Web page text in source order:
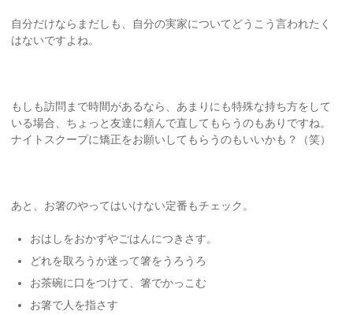
自分だけならまだしも、自分の実家についてどうこう言われたく
はないですよね。
もしも訪問まで時間があるなら、あまりにも特殊な持ち方をして
いる場合、ちょっと友達に頼んで直してもらうのもありですね。
ナイトスクープに矯正をお願いしてもらうのもいいかも？（笑）
あと、お箸のやってはいけない定番もチェック。
おはしをおかずやごはんにつきさす。
どれを取ろうか迷って箸をうろうろ
お茶碗に口をつけて、箸でかっこむ
お箸で人を指さす